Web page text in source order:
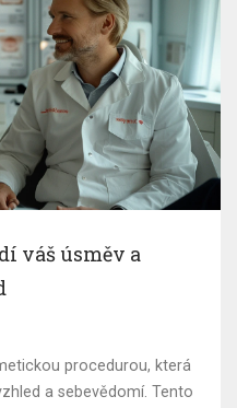
váš úsměv a
procedurou, která
a sebevědomí. Tento